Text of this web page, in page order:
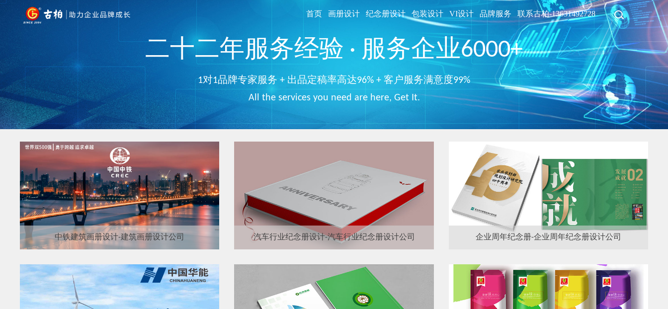
首页 画册设计 纪念册设计 包装设计 VI设计 品牌服务 联系古柏-13631492728
二十二年服务经验 · 服务企业6000+
1对1品牌专家服务 + 出品定稿率高达96% + 客户服务满意度99%
All the services you need are here, Get It.
中铁建筑画册设计-建筑画册设计公司 汽车行业纪念册设计-汽车行业纪念册设计公司 企业周年纪念册-企业周年纪念册设计公司